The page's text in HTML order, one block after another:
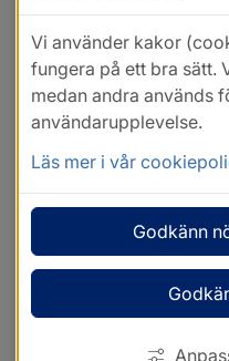
Vi använder kakor
fungera på ett bra sätt.
medan andra används
användarupplevelse.
Läs mer i vår
Godkänn